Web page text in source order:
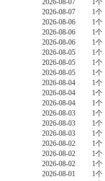
2026-08-07
1个
2026-08-07
1个
2026-08-06
1个
2026-08-06
1个
2026-08-06
1个
2026-08-05
1个
2026-08-05
1个
2026-08-05
1个
2026-08-04
1个
2026-08-04
1个
2026-08-04
1个
2026-08-03
1个
2026-08-03
1个
2026-08-03
1个
2026-08-02
1个
2026-08-02
1个
2026-08-02
1个
2026-08-01
1个